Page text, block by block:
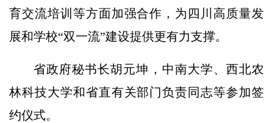
育交流培训等方面加强合作，为四川高质量发
展和学校“双一流”建设提供更有力支撑。
省政府秘书长胡元坤，中南大学、西北农
林科技大学和省直有关部门负责同志等参加签
约仪式。